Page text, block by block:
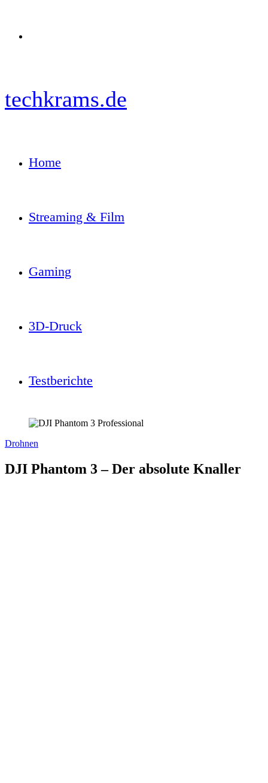
techkrams.de
Home
Streaming & Film
Gaming
3D-Druck
Testberichte
Drohnen
DJI Phantom 3 – Der absolute Knaller